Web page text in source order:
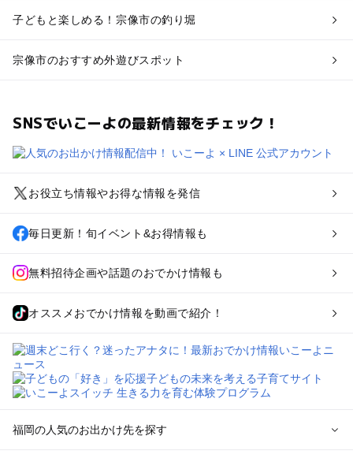
子どもと楽しめる！宗像市の釣り堀
宗像市のおすすめ外遊びスポット
SNSでいこーよの最新情報をチェック！
お役立ち情報やお得な情報を発信
毎日更新！旬イベント&お得情報も
無料招待企画や話題のおでかけ情報も
オススメおでかけ情報を動画で紹介！
福岡の人気のお出かけ先を探す